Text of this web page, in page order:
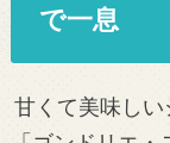
で一息
甘くて美味し